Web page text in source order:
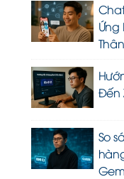
Thân
Đến
So